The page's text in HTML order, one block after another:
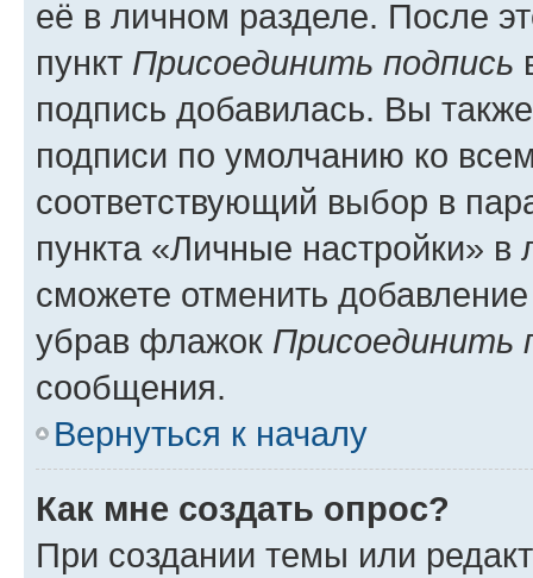
её в личном разделе. После
пункт Присоединить подпись
подпись добавилась. Вы
подписи по умолчанию ко
соответствующий выбор в
пункта «Личные настройки»
сможете отменить
убрав флажок Присоединить
сообщения.
Вернуться к началу
Как мне создать опрос?
При создании темы или